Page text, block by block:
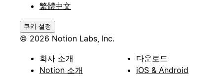
繁體中文
쿠키 설정
© 2026 Notion Labs, Inc.
회사 소개
Notion 소개
다운로드
iOS & Android